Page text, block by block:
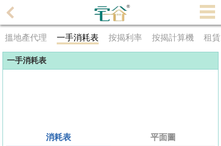
理
主
頁
搵地產代理 一手消耗表 按揭利率 按揭計算機 租
一手消耗表
消耗表 平面圖